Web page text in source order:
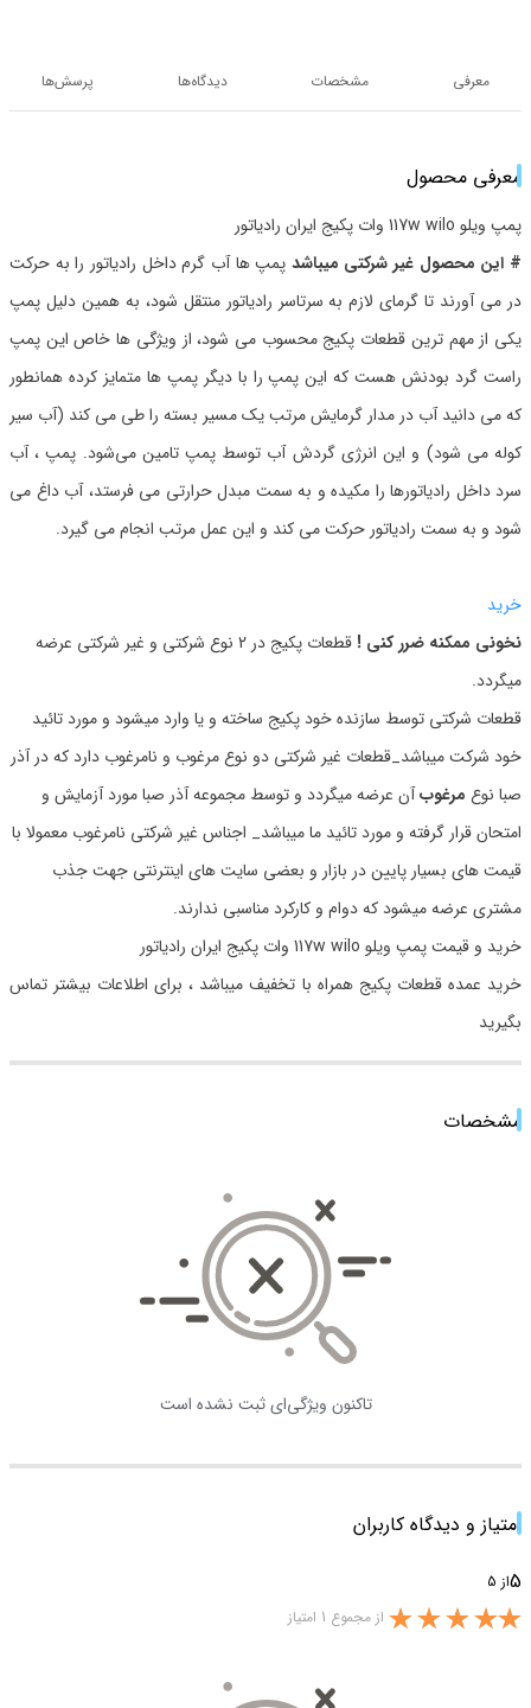
معرفی مشخصات دیدگاه‌ها پرسش‌ها
معرفی محصول
پمپ ویلو 117w wilo وات پکیج ایران رادیاتور
# این محصول غیر شرکتی میباشد پمپ ها آب گرم داخل رادیاتور را به حرکت
در می آورند تا گرمای لازم به سرتاسر رادیاتور منتقل شود، به همین دلیل پمپ
یکی از مهم ترین قطعات پکیج محسوب می شود، از ویژگی ها خاص این پمپ
راست گرد بودنش هست که این پمپ را با دیگر پمپ ها متمایز کرده همانطور
که می دانید آب در مدار گرمایش مرتب یک مسیر بسته را طی می کند (آب سیر
کوله می شود) و این انرژی گردش آب توسط پمپ تامین می‌شود. پمپ ، آب
سرد داخل رادیاتورها را مکیده و به سمت مبدل حرارتی می فرستد، آب داغ می
شود و به سمت رادیاتور حرکت می کند و این عمل مرتب انجام می گیرد.
خرید
نخونی ممکنه ضرر کنی !
قطعات پکیج در 2 نوع شرکتی و غیر شرکتی عرضه
میگردد.
قطعات شرکتی توسط سازنده خود پکیج ساخته و یا وارد میشود و مورد تائید
خود شرکت میباشد_قطعات غیر شرکتی دو نوع مرغوب و نامرغوب دارد که در آذر
صبا نوع مرغوبآن عرضه میگردد و توسط مجموعه آذر صبا مورد آزمایش و
امتحان قرار گرفته و مورد تائید ما میباشد_ اجناس غیر شرکتی نامرغوب معمولا با
قیمت های بسیار پایین در بازار و بعضی سایت های اینترنتی جهت جذب
مشتری عرضه میشود که دوام و کارکرد مناسبی ندارند.
خرید و قیمت پمپ ویلو 117w wilo وات پکیج ایران رادیاتور
خرید عمده قطعات پکیج همراه با تخفیف میباشد ، برای اطلاعات بیشتر تماس
بگیرید
مشخصات
تاکنون ویژگی‌ای ثبت نشده است
امتیاز و دیدگاه کاربران
5از 5
از مجموع 1 امتیاز